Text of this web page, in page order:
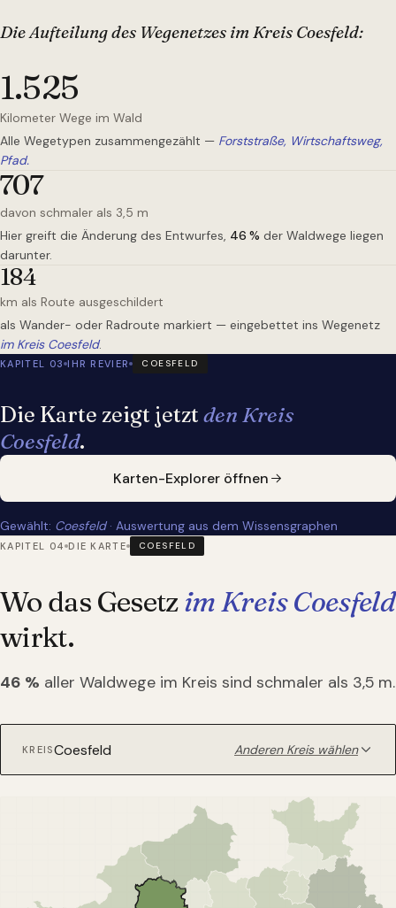
Die Aufteilung des Wegenetzes im Kreis Coesfeld:
1.525
Kilometer Wege im Wald
Alle Wegetypen zusammengezählt — Forststraße, Wirtschaftsweg,
Pfad.
707
davon schmaler als 3,5 m
Hier greift die Änderung des Entwurfes, 46 % der Waldwege liegen
darunter.
184
km als Route ausgeschildert
als Wander- oder Radroute markiert — eingebettet ins Wegenetz
im Kreis Coesfeld.
KAPITEL 03 IHR REVIER COESFELD
Die Karte zeigt jetzt den Kreis
Coesfeld.
Karten-Explorer öffnen
Gewählt: Coesfeld· Auswertung aus dem Wissensgraphen
KAPITEL 04 DIE KARTE COESFELD
Wo das Gesetzim Kreis Coesfeld
wirkt.
46 % aller Waldwege im Kreis sind schmaler als 3,5 m.
KREIS Anderen Kreis wählen